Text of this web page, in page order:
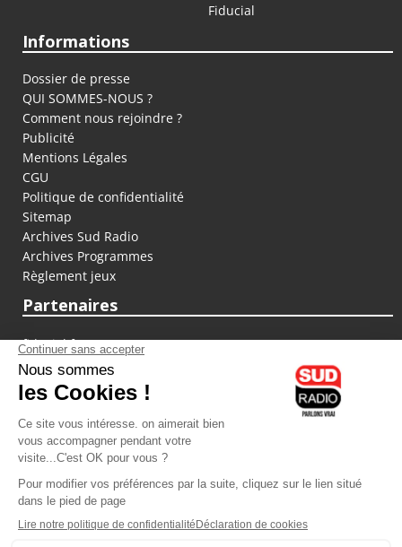
Fiducial
Informations
Dossier de presse
QUI SOMMES-NOUS ?
Comment nous rejoindre ?
Publicité
Mentions Légales
CGU
Politique de confidentialité
Sitemap
Archives Sud Radio
Archives Programmes
Règlement jeux
Partenaires
fiducial.fr
lyoncapitale.fr
olympique-et-lyonnais.com
L'application Iphone / Android
Téléchargez l'application
Les cookies